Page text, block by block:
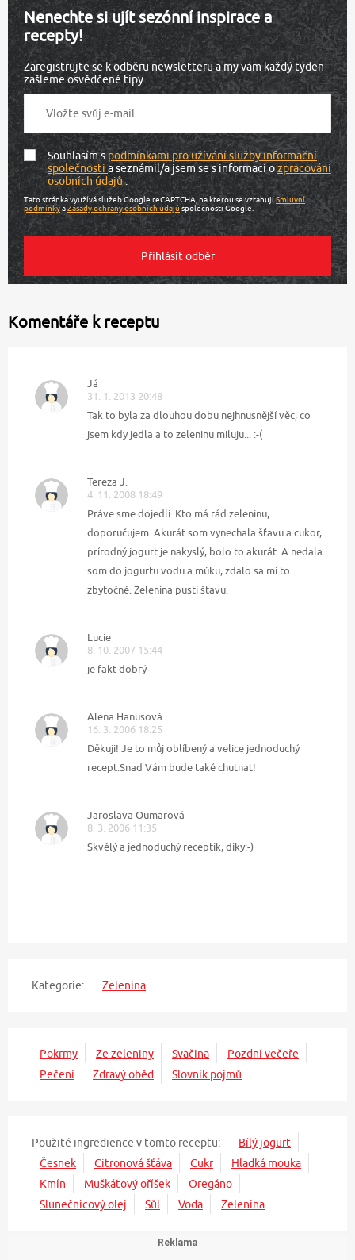
Nenechte si ujít sezónní inspirace a
recepty!
Zaregistrujte se k odběru newsletteru a my vám každý týden
zašleme osvědčené tipy.
Souhlasím spodmínkami pro užívání služby informační
společnostia seznámil/a jsem se s informací ozpracování
osobních údajů.
Tato stránka využívá služeb Google reCAPTCHA, na kterou se vztahujíSmluvní
podmínkyaZásady ochrany osobních údajů společnosti Google.
Komentáře k receptu
Já
31. 1. 2013 20:48
Tak to byla za dlouhou dobu nejhnusnější věc, co
jsem kdy jedla a to zeleninu miluju... :-(
Tereza J.
4. 11. 2008 18:49
Práve sme dojedli. Kto má rád zeleninu,
doporučujem. Akurát som vynechala šťavu a cukor,
prírodný jogurt je nakyslý, bolo to akurát. A nedala
som do jogurtu vodu a múku, zdalo sa mi to
zbytočné. Zelenina pustí šťavu.
Lucie
8. 10. 2007 15:44
je fakt dobrý
Alena Hanusová
16. 3. 2006 18:25
Děkuji! Je to můj oblíbený a velice jednoduchý
recept.Snad Vám bude také chutnat!
Jaroslava Oumarová
8. 3. 2006 11:35
Skvělý a jednoduchý receptík, díky:-)
Kategorie: Zelenina
Pokrmy Ze zeleniny Svačina
Pozdní večeře
Pečení
Zdravý oběd Slovník pojmů
Použité ingredience v tomto receptu:
Bílý jogurt
Česnek
Citronová šťáva Cukr
Hladká mouka
Kmín
Muškátový oříšek
Oregáno
Slunečnicový olej
Sůl Voda Zelenina